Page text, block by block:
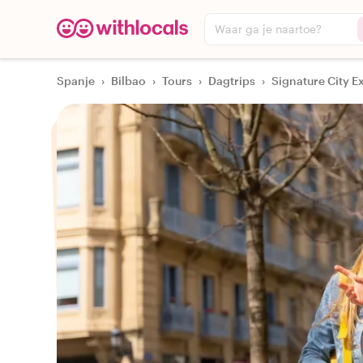
Waar ga je naartoe?
Spanje › Bilbao › Tours › Dagtrips › Signature City